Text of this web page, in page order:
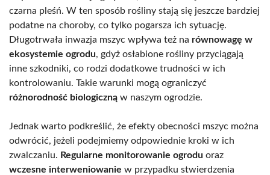
czarna pleśń. W ten sposób rośliny stają się jeszcze bardziej
podatne na choroby, co tylko pogarsza ich sytuację.
Długotrwała inwazja mszyc wpływa też na równowagę w
ekosystemie ogrodu, gdyż osłabione rośliny przyciągają
inne szkodniki, co rodzi dodatkowe trudności w ich
kontrolowaniu. Takie warunki mogą ograniczyć
różnorodność biologiczną w naszym ogrodzie.
Jednak warto podkreślić, że efekty obecności mszyc można
odwrócić, jeżeli podejmiemy odpowiednie kroki w ich
zwalczaniu. Regularne monitorowanie ogrodu oraz
wczesne interweniowanie w przypadku stwierdzenia